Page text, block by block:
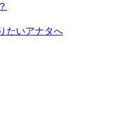
たいアナタへ